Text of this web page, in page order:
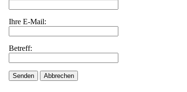
Ihre E-Mail:
Betreff:
Senden Abbrechen